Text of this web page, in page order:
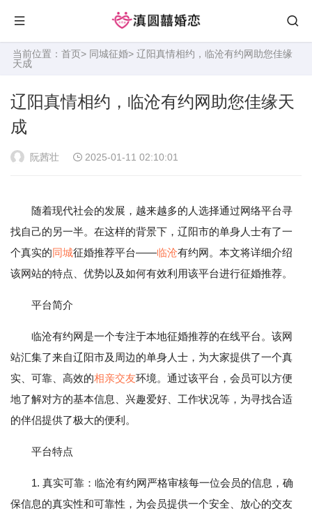
当前位置： 首页> 同城征婚> 辽阳真情相约，临沧有约网助您佳缘
天成
辽阳真情相约，临沧有约网助您佳缘天
成
阮茜壮 2025-01-11 02:10:01
随着现代社会的发展，越来越多的人选择通过网络平台寻
找自己的另一半。在这样的背景下，辽阳市的单身人士有了一
个真实的同城征婚推荐平台——临沧有约网。本文将详细介绍
该网站的特点、优势以及如何有效利用该平台进行征婚推荐。
平台简介
临沧有约网是一个专注于本地征婚推荐的在线平台。该网
站汇集了来自辽阳市及周边的单身人士，为大家提供了一个真
实、可靠、高效的相亲交友环境。通过该平台，会员可以方便
地了解对方的基本信息、兴趣爱好、工作状况等，为寻找合适
的伴侣提供了极大的便利。
平台特点
1. 真实可靠：临沧有约网严格审核每一位会员的信息，确
保信息的真实性和可靠性，为会员提供一个安全、放心的交友